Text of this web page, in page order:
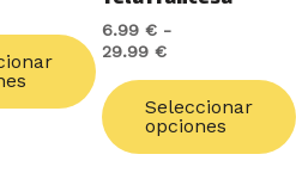
6.99€ -
29.99€
Seleccionar
opciones
en
página
de
producto